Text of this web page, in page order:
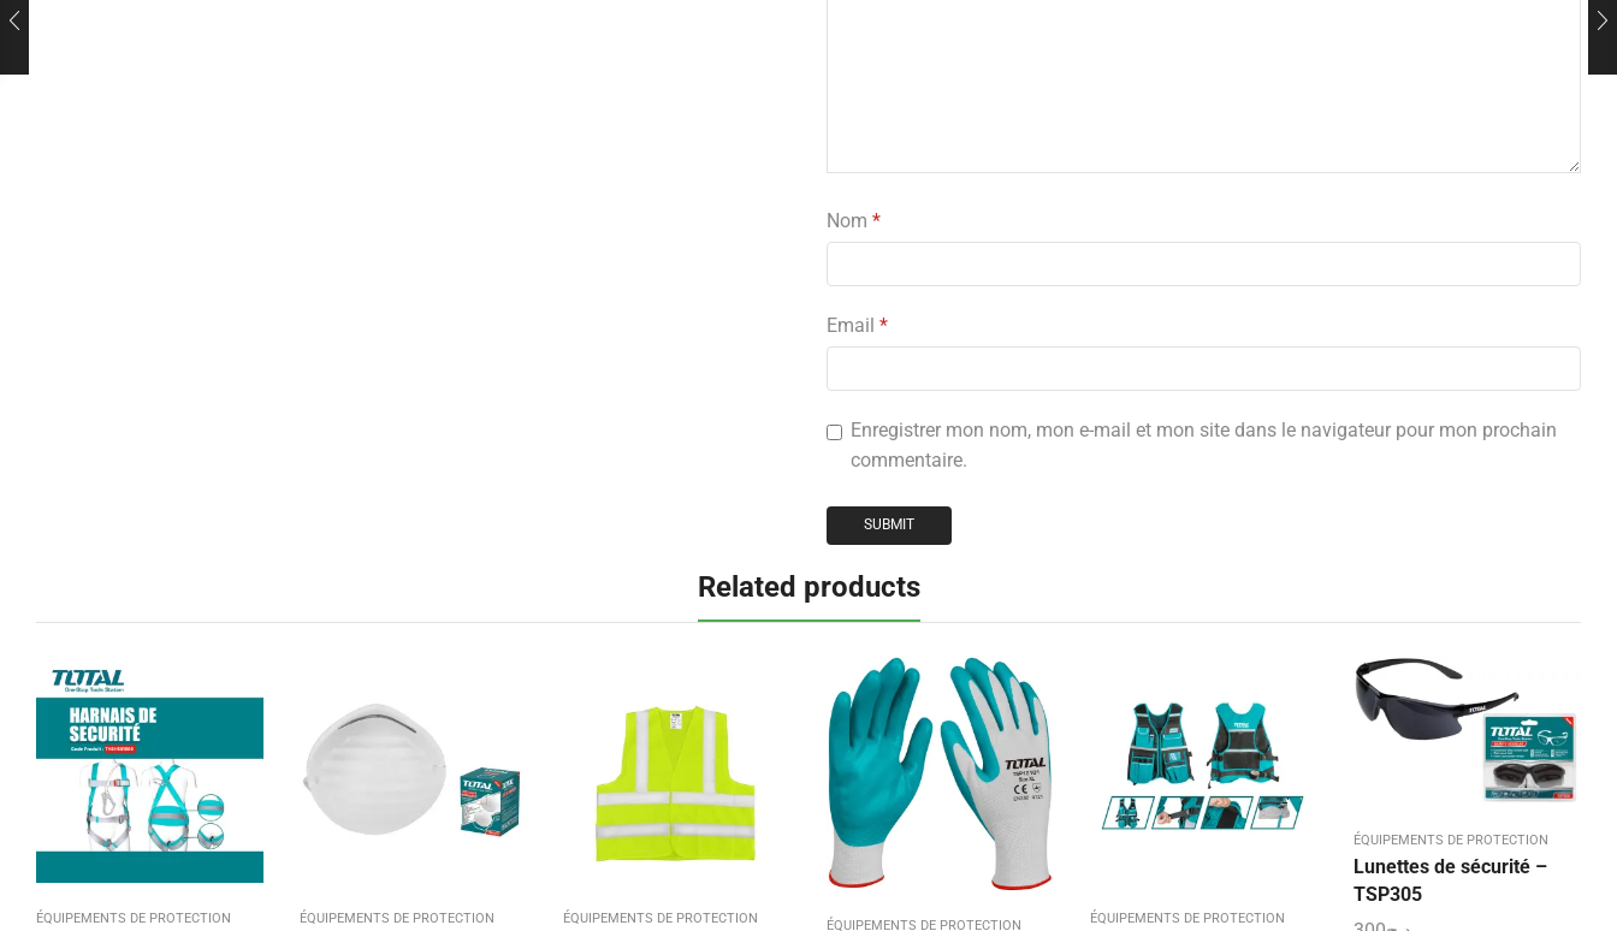
Nom *
Email *
Enregistrer mon nom, mon e-mail et mon site dans le navigateur pour mon prochain
commentaire.
Related products
ÉQUIPEMENTS DE PROTECTION ÉQUIPEMENTS DE PROTECTION ÉQUIPEMENTS DE PROTECTION ÉQUIPEMENTS DE PROTECTION ÉQUIPEMENTS DE PROTECTION
ÉQUIPEMENTS DE PROTECTION
Lunettes de sécurité –
TSP305